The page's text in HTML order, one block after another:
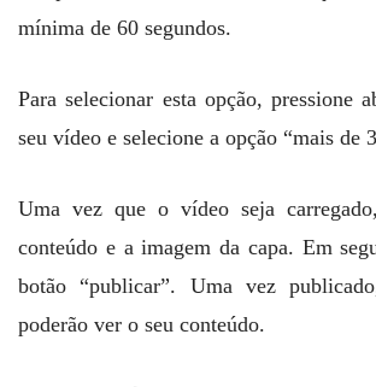
mínima de 60 segundos.
Para selecionar esta opção, pressione
seu vídeo e selecione a opção “mais de
Uma vez que o vídeo seja
conteúdo e a imagem da capa. Em
botão “publicar”. Uma vez
poderão ver o seu conteúdo.